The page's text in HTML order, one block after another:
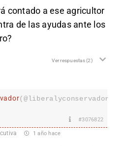
contado a ese agricultor
de las ayudas ante los
Ver respuestas(2)
#3076822
1 año hace